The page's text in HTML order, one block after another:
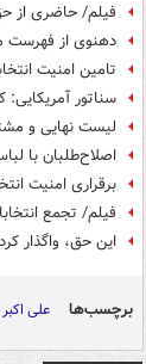
فیلم/ حاضری از
دهنوی از فهرست
تامین امنیت انتخابات
سناتور آمریکایی:
لیست نهایی و
اصلاح‌طلبان با
برقراری امنیت انتخابات با ۲۵۰ هزار
فیلم/ تجمع
این حق، واگذار
برچسب‌ها علی